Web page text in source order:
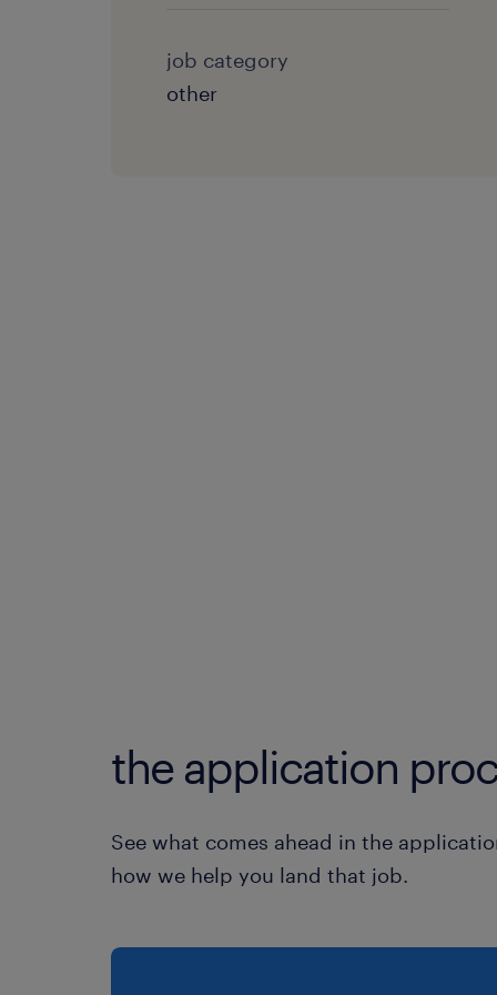
job category
other
the application
See what comes ahead in the
how we help you land that job.